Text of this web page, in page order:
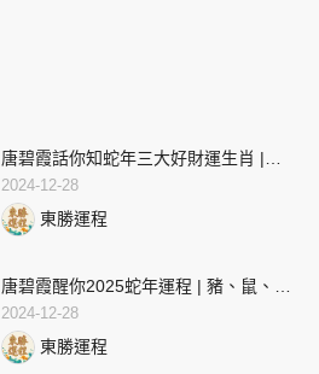
唐碧霞話你知蛇年三大好財運生肖 |
2025蛇年運程 | 東周蛇年開運指南
2024-12-28
東勝運程
唐碧霞醒你2025蛇年運程 | 豬、鼠、牛
生肖運程 | 東周蛇年開運指南
2024-12-28
東勝運程